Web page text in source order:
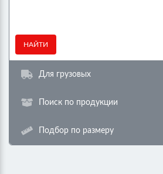
НАЙТИ
Для грузовых
Поиск по продукции
Подбор по размеру